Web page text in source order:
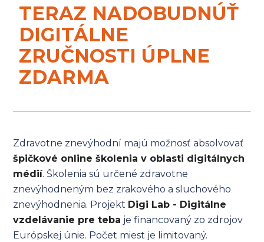
TERAZ NADOBUDNÚŤ
DIGITÁLNE
ZRUČNOSTI ÚPLNE
ZDARMA
Zdravotne znevýhodní majú možnosť absolvovať
špičkové online školenia v oblasti digitálnych
médií. Školenia sú určené zdravotne
znevýhodneným bez zrakového a sluchového
znevýhodnenia. Projekt Digi Lab - Digitálne
vzdelávanie pre teba je financovaný zo zdrojov
Európskej únie. Počet miest je limitovaný.